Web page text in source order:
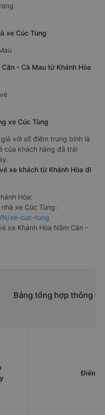
xe Cúc Tùng
- Cà Mau từ Khánh Hòa
xe Cúc Tùng
với số điểm trung bình là
của khách hàng đã trải
xe khách từ Khánh Hòa đi
Hòa:
xe Cúc Tùng:
xe-cuc-tung
xe Khánh Hòa Năm Căn -
Bảng tổng hợp thông
Điểm đi